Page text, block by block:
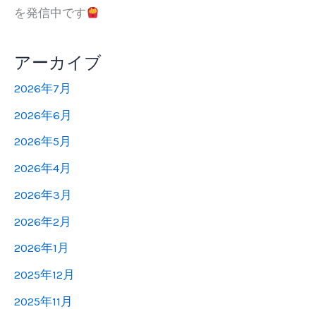
を発信中です
アーカイブ
2026年7月
2026年6月
2026年5月
2026年4月
2026年3月
2026年2月
2026年1月
2025年12月
2025年11月